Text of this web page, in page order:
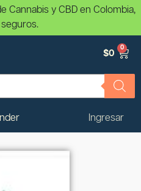
Cannabis y CBD en Colombia,
seguros.
$0
0
Ingresar